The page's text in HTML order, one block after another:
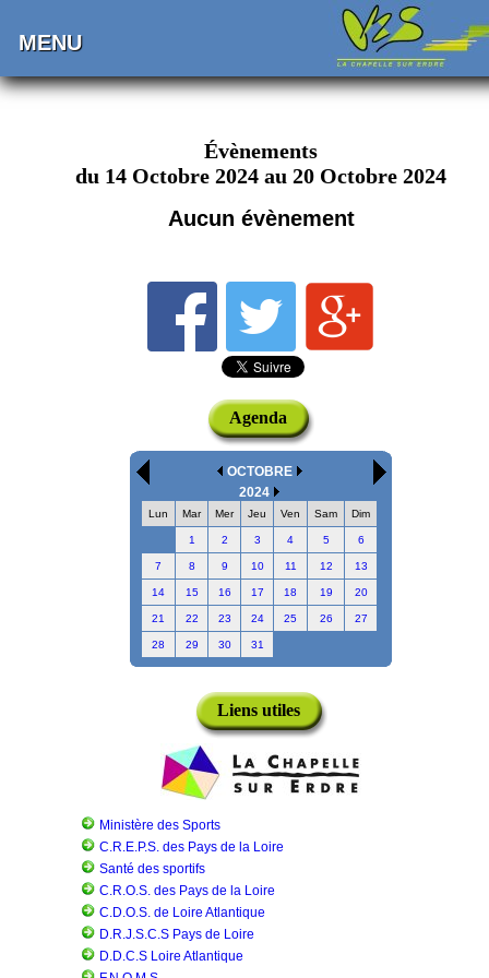
MENU
Évènements
du 14 Octobre 2024 au 20 Octobre 2024
Aucun évènement
Agenda
OCTOBRE
2024
Lun Mar Mer Jeu Ven Sam Dim
1 2 3 4 5 6
7 8 9 10 11 12 13
14 15 16 17 18 19 20
21 22 23 24 25 26 27
28 29 30 31
Liens utiles
Ministère des Sports
C.R.E.P.S. des Pays de la Loire
Santé des sportifs
C.R.O.S. des Pays de la Loire
C.D.O.S. de Loire Atlantique
D.R.J.S.C.S Pays de Loire
D.D.C.S Loire Atlantique